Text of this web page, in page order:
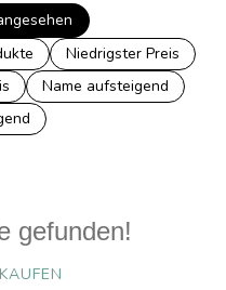
Niedrigster Preis
Name aufsteigend
gefunden!